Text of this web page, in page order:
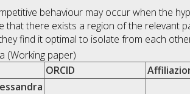
behaviour may occur when the
that there exists a region of the relevant
find it optimal to isolate from each
(Working paper)
ORCID